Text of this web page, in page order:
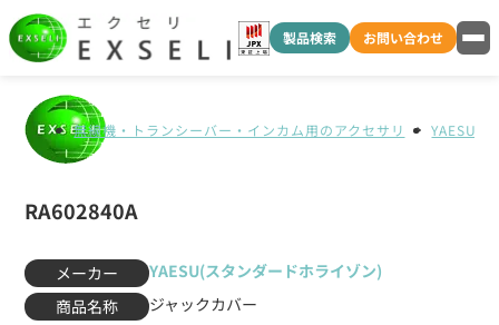
製品検索 お問い合わせ
無線機・トランシーバー・インカム用のアクセサリ YAESU(
RA602840A
メーカー
YAESU(スタンダードホライゾン)
商品名称
ジャックカバー